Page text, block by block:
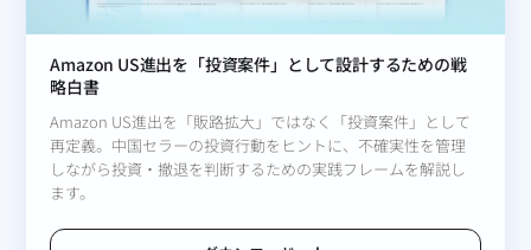
Amazon US進出を「投資案件」として設計するための戦
略白書
Amazon US進出を「販路拡大」ではなく「投資案件」として
再定義。中国セラーの投資行動をヒントに、不確実性を管理
しながら投資・撤退を判断するための実践フレームを解説し
ます。